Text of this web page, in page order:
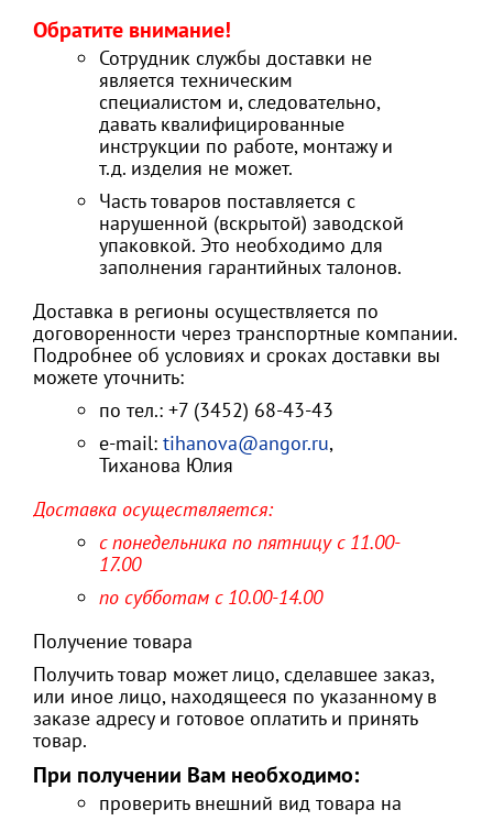
Обратите внимание!
Сотрудник службы доставки не
является техническим
специалистом и, следовательно,
давать квалифицированные
инструкции по работе, монтажу и
т.д. изделия не может.
Часть товаров поставляется с
нарушенной (вскрытой) заводской
упаковкой. Это необходимо для
заполнения гарантийных талонов.
Доставка в регионы осуществляется по
договоренности через транспортные компании.
Подробнее об условиях и сроках доставки вы
можете уточнить:
по тел.: +7 (3452) 68-43-43
e-mail: tihanova@angor.ru,
Тиханова Юлия
Доставка осуществляется:
с понедельника по пятницу с 11.00-
17.00
по субботам с 10.00-14.00
Получение товара
Получить товар может лицо, сделавшее заказ,
или иное лицо, находящееся по указанному в
заказе адресу и готовое оплатить и принять
товар.
При получении Вам необходимо:
проверить внешний вид товара на